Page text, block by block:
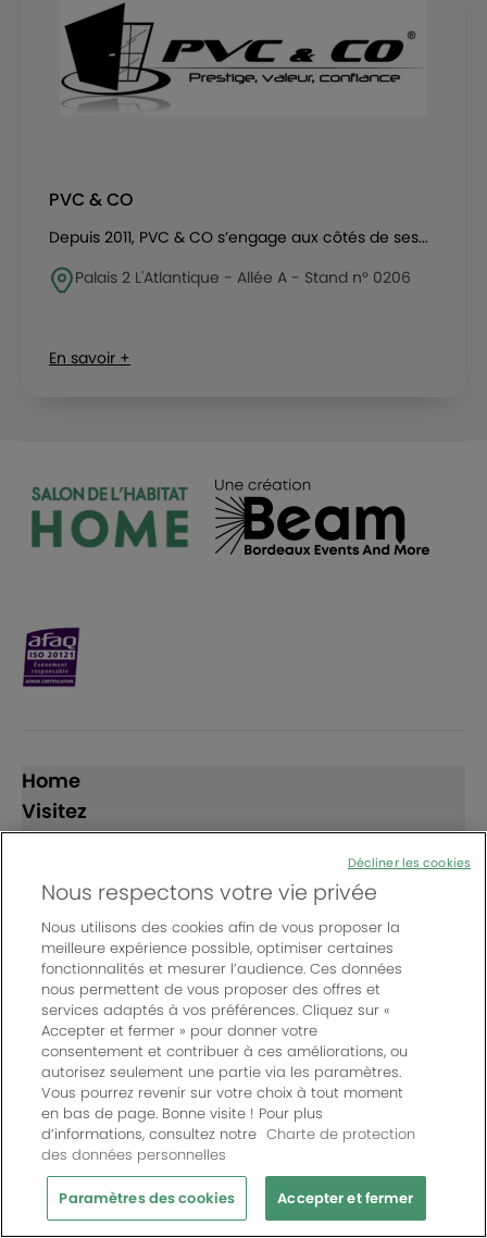
PVC & CO
Depuis 2011, PVC & CO s’engage aux côtés de ses...
Palais 2 L'Atlantique - Allée A - Stand n° 0206
En savoir +
Home
Visitez
Exposez
Suivez-nous
© Bordeaux Events And More | Rue Jean Samazeuilh - CS
20088 - 33070 Bordeaux cedex - France
Un événement organisé par Bordeaux Events And More
Charte de protection des données personnelles
Règlement général des manifestations
Mentions légales|Paramètres des cookies
Nous respectons votre vie privée
Nous utilisons des cookies afin de vous proposer la
meilleure expérience possible, optimiser certaines
fonctionnalités et mesurer l’audience. Ces données
nous permettent de vous proposer des offres et
services adaptés à vos préférences. Cliquez sur «
Accepter et fermer » pour donner votre
consentement et contribuer à ces améliorations, ou
autorisez seulement une partie via les paramètres.
Vous pourrez revenir sur votre choix à tout moment
en bas de page. Bonne visite ! Pour plus
d’informations, consultez notre Charte de protection
des données personnelles
Paramètres des cookies Accepter et fermer
Décliner les cookies